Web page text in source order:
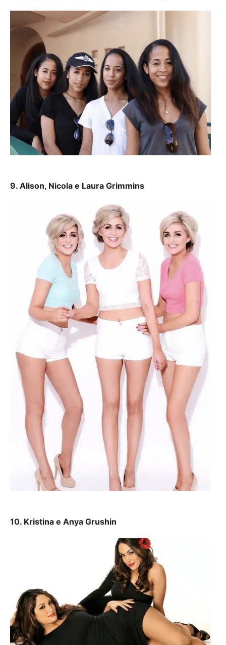
9. Alison, Nicola e Laura Grimmins
10. Kristina e Anya Grushin